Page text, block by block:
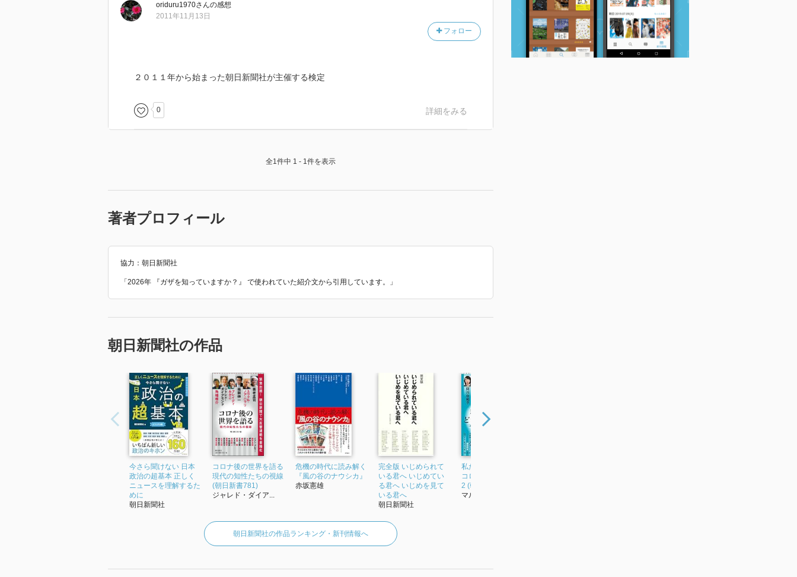
oriduru1970さんの感想
フォロー
2011年11月13日
２０１１年から始まった朝日新聞社が主催する検定
0 詳細をみる
全1件中 1 - 1件を表示
著者プロフィール
協力：朝日新聞社
「2026年 『ガザを知っていますか？』 で使われていた紹介文から引用しています。」
朝日新聞社の作品
今さら聞けない 日本
政治の超基本 正しく
ニュースを理解するた
めに
朝日新聞社
コロナ後の世界を語る
現代の知性たちの視線
(朝日新書781)
ジャレド・ダイア...
危機の時代に読み解く
『風の谷のナウシカ』
赤坂憲雄
完全版 いじめられて
いる君へ いじめてい
る君へ いじめを見て
いる君へ
朝日新聞社
私たちはどう生きるか
コロナ後の世界を語る
2 (朝日新書831)
マルクス・ガブリ...
朝日新聞社の作品ランキング・新刊情報へ